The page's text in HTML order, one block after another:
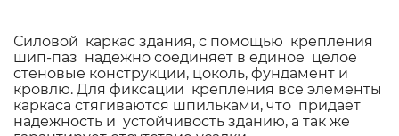
Силовой каркас здания, с помощью крепления
шип-паз надежно соединяет в единое целое
стеновые конструкции, цоколь, фундамент и
кровлю. Для фиксации крепления все элементы
каркаса стягиваются шпильками, что придаёт
надежность и устойчивость зданию, а так же